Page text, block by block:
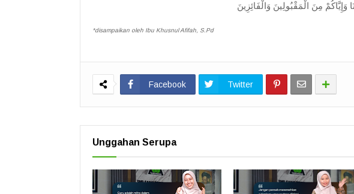
*disampaikan oleh Ibu Khusnul Afifah, S.Pd
Facebook Twitter
Unggahan Serupa